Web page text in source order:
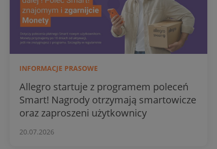
INFORMACJE PRASOWE
Allegro startuje z programem poleceń
Smart! Nagrody otrzymają smartowicze
oraz zaproszeni użytkownicy
20.07.2026